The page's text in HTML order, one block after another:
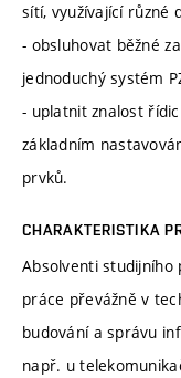
sítí, využívající různé
- obsluhovat běžné
jednoduchý systém
- uplatnit znalost
základním
prvků.
CHARAKTERISTIKA
Absolventi
práce převážně v
budování a správu
např. u